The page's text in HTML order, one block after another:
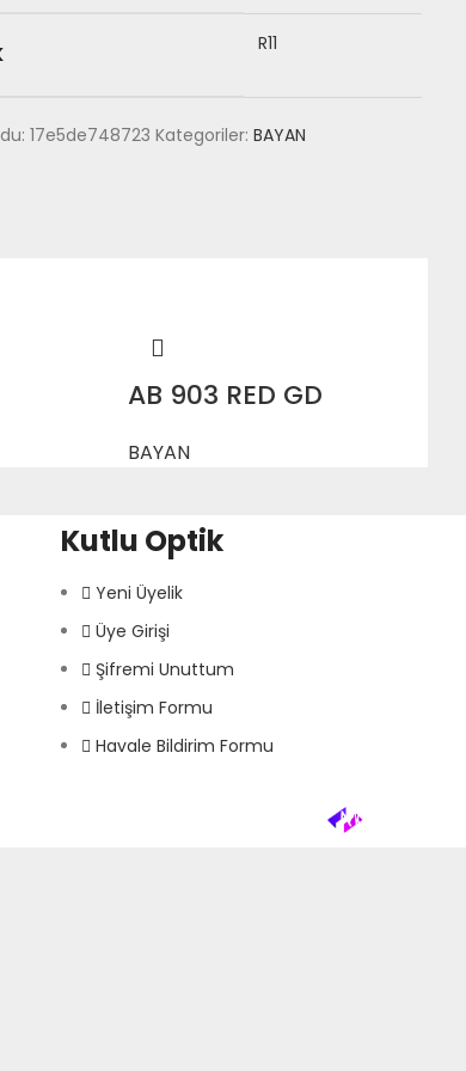
R11
17e5de748723 Kategoriler: BAYAN
AB 903 RED GD
BAYAN
Kutlu Optik
Yeni Üyelik
Üye Girişi
Şifremi Unuttum
İletişim Formu
Havale Bildirim Formu